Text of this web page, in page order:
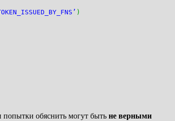
)
обяснить могут быть не верными